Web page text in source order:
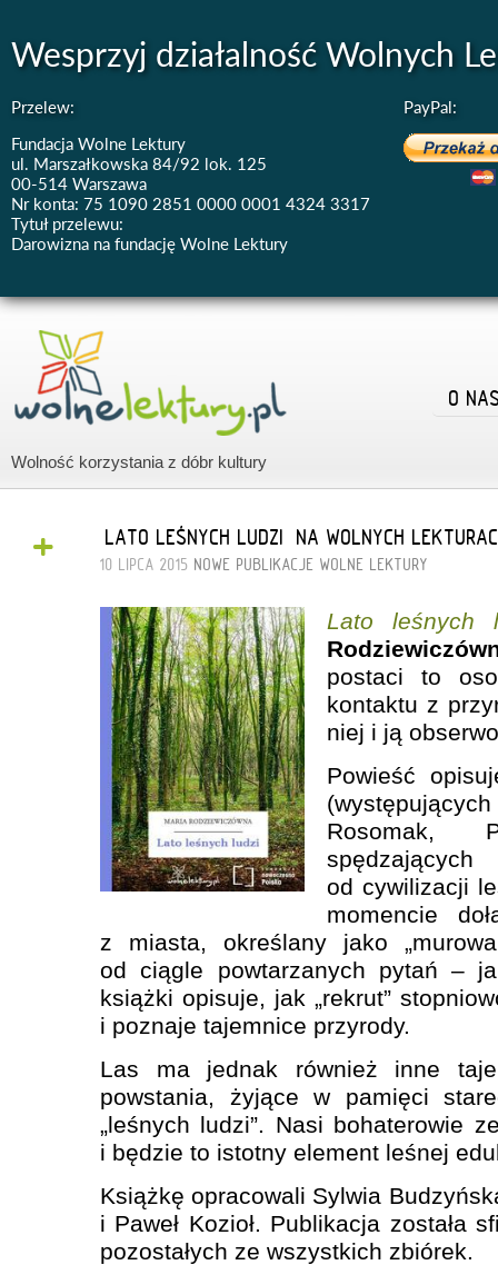
Wesprzyj działalność Wolnych
Przelew:
Fundacja Wolne Lektury
ul. Marszałkowska 84/92 lok. 125
00-514 Warszawa
Nr konta: 75 1090 2851 0000 0001 4324 3317
Tytuł przelewu:
Darowizna na fundację Wolne Lektury
PayPal:
Wolność korzystania z dóbr kultury
O
+ „LATO LEŚNYCH LUDZI” NA WOLNYCH
10 LIPCA 2015 NOWE PUBLIKACJE WOLNE LEKTURY
Lato leśnych
postaci to
kontaktu z
niej i ją
Powieść
Rosomak,
od cywilizacji
momencie
z miasta, określany jako
od ciągle powtarzanych pytań –
książki opisuje, jak „rekrut”
i poznaje tajemnice przyrody.
Las ma jednak również inne
powstania, żyjące w pamięci
„leśnych ludzi”. Nasi bohaterowie
i będzie to istotny element leśnej
Książkę opracowali Sylwia
i Paweł Kozioł. Publikacja została
pozostałych ze wszystkich zbiórek.